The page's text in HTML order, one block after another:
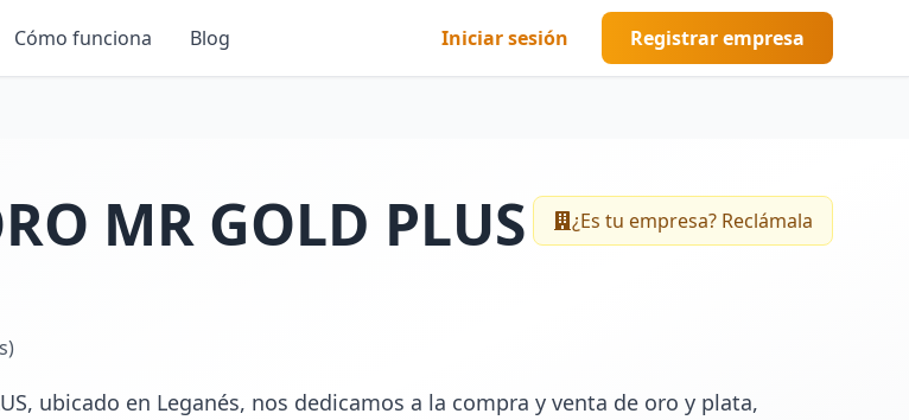
Cómo funciona Blog Iniciar sesión Registrar empresa
MR GOLD PLUS ¿Es tu empresa? Reclámala
ubicado en Leganés, nos dedicamos a la compra y venta de oro y plata,